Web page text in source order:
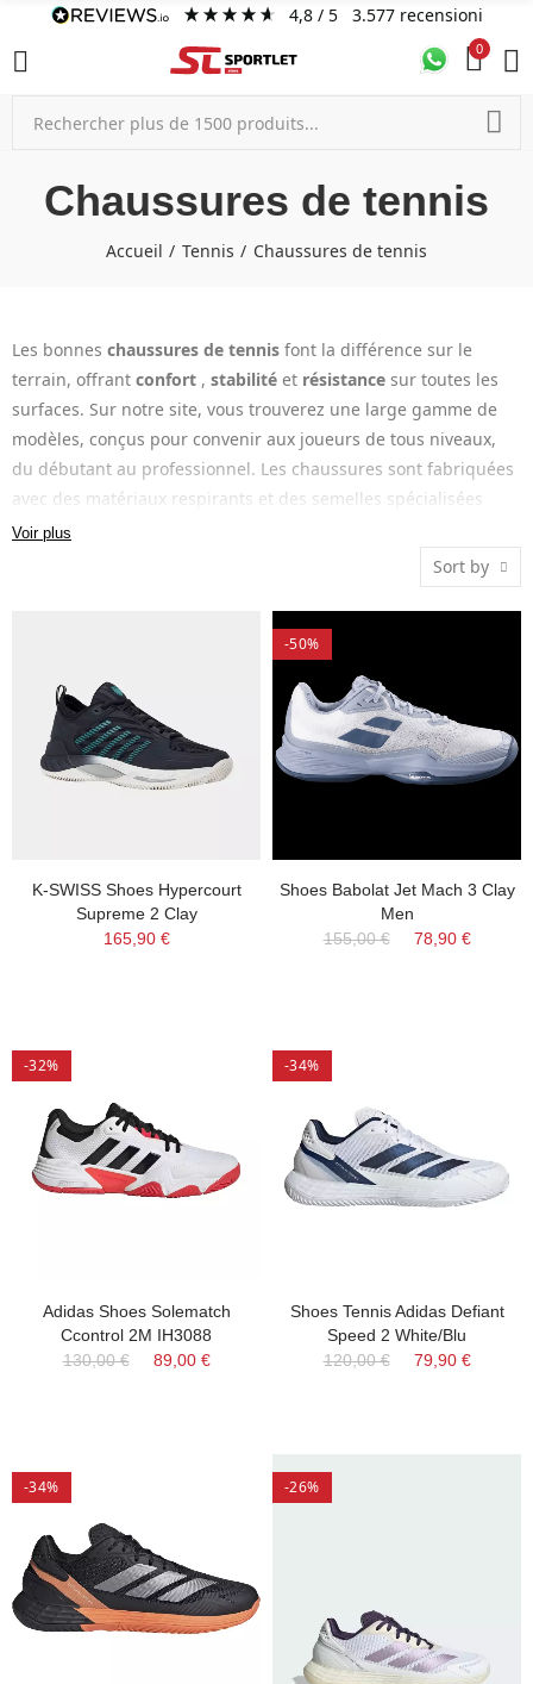
4,8/ 5 3.577 recensioni
0
Chaussures de tennis
Accueil Tennis Chaussures de tennis
Les bonnes chaussures de tennis font la différence sur le
terrain, offrant confort , stabilité et résistance sur toutes les
surfaces. Sur notre site, vous trouverez une large gamme de
modèles, conçus pour convenir aux joueurs de tous niveaux,
du débutant au professionnel. Les chaussures sont fabriquées
avec des matériaux respirants et des semelles spécialisées
pour assurer l'adhérence et l'amorti, améliorant ainsi le soutien
des mouvements et protégeant les articulations. Découvrez les
chaussures de tennis parfaites pour votre style de jeu et
affrontez chaque match en toute confiance et avec des
Voir plus
Sort by
K-SWISS Shoes Hypercourt
Supreme 2 Clay
165,90 €
-50%
Shoes Babolat Jet Mach 3 Clay
Men
155,00 €
78,90 €
-32%
Adidas Shoes Solematch
Ccontrol 2M IH3088
130,00 €
89,00 €
-34%
Shoes Tennis Adidas Defiant
Speed 2 White/Blu
120,00 €
79,90 €
-34% -26%